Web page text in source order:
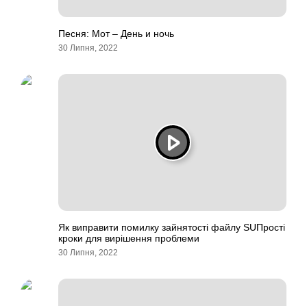
Песня: Мот – День и ночь
30 Липня, 2022
Як виправити помилку зайнятості файлу SUПрості
кроки для вирішення проблеми
30 Липня, 2022